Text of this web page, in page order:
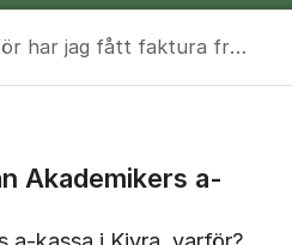
Varför har jag fått faktura från Akademikers a-kassa i Kivra?
Akademikers a-